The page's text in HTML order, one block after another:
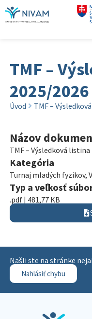
TMF –
2025/2026
Úvod TMF –
Názov
TMF – Výsledková listina
Kategória
Turnaj mladých fyzikov,
Typ a veľkosť
.pdf | 481,77 KB
Našli ste na stránke
Nahlásiť chybu